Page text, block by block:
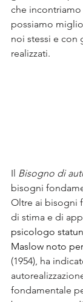
che
possiamo
noi stessi e con
realizzati.
Il Bisogno di
bisogni
Oltre ai bisogni
di stima e di
psicologo
Maslow noto
(1954), ha
fondamentale